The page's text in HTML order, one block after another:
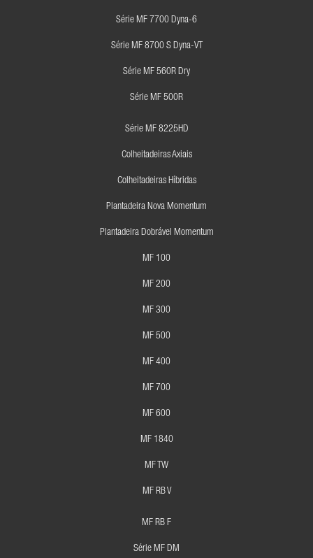
Série MF 7700 Dyna-6
Série MF 8700 S Dyna-VT
Série MF 560R Dry
Série MF 500R
Série MF 8225HD
Colheitadeiras Axiais
Colheitadeiras Híbridas
Plantadeira Nova Momentum
Plantadeira Dobrável Momentum
MF 100
MF 200
MF 300
MF 500
MF 400
MF 700
MF 600
MF 1840
MF TW
MF RB V
MF RB F
Série MF DM